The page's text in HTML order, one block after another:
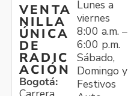
VENTA
NILLA
ÚNICA
DE
RADIC
ACIÓN
Bogotá:
Lunes a
viernes
8:00 a.m. –
6:00 p.m.
Sábado,
Domingo y
Festivos